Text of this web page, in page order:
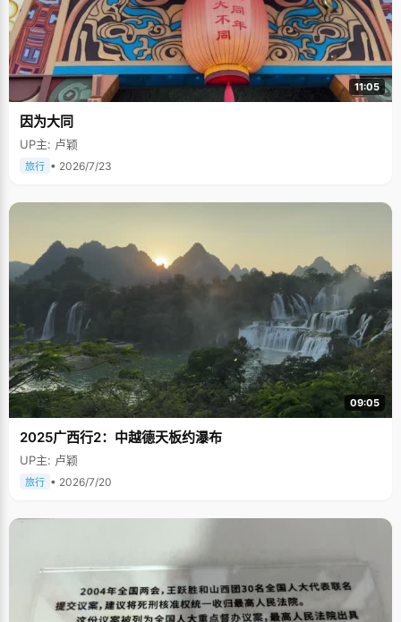
11:05
因为大同
UP主: 卢颖
旅行 • 2026/7/23
09:05
2025广西行2：中越德天板约瀑布
UP主: 卢颖
旅行 • 2026/7/20